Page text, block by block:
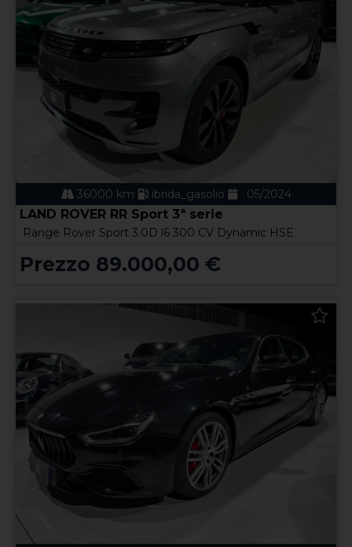
36000 km ibrida_gasolio 05/2024
LAND ROVER RR Sport 3ª serie
Range Rover Sport 3.0D l6 300 CV Dynamic HSE
Prezzo 89.000,00 €